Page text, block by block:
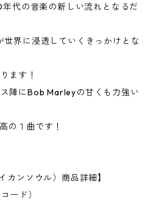
代の音楽の新しい流れとなるだ
世界に浸透していくきっかけとな
ます！
陣にBob Marleyの甘くも力強い
の１曲です！
カンソウル）商品詳細】
ード）